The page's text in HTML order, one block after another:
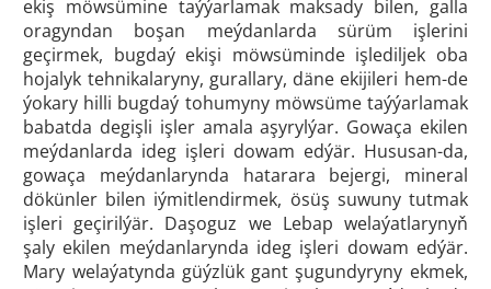
ekiş möwsümine taýýarlamak maksady bilen, galla
oragyndan boşan meýdanlarda sürüm işlerini
geçirmek, bugdaý ekişi möwsüminde işlediljek oba
hojalyk tehnikalaryny, gurallary, däne ekijileri hem-de
ýokary hilli bugdaý tohumyny möwsüme taýýarlamak
babatda degişli işler amala aşyrylýar. Gowaça ekilen
meýdanlarda ideg işleri dowam edýär. Hususan-da,
gowaça meýdanlarynda hatarara bejergi, mineral
dökünler bilen iýmitlendirmek, ösüş suwuny tutmak
işleri geçirilýär. Daşoguz we Lebap welaýatlarynyň
şaly ekilen meýdanlarynda ideg işleri dowam edýär.
Mary welaýatynda güýzlük gant şugundyryny ekmek,